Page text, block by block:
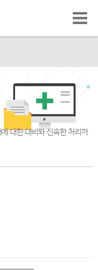
대한 대비와 신속한 처리까